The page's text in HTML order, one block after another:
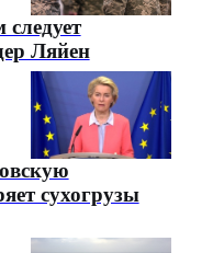
следует
Ляйен
сухогрузы